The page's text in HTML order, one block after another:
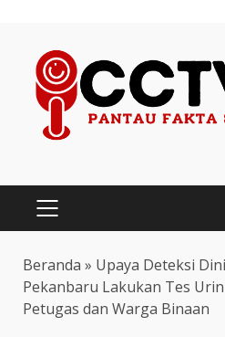
content
PRIMARY
MENU
Beranda » Upaya Deteksi
Pekanbaru Lakukan Tes
Petugas dan Warga Binaan